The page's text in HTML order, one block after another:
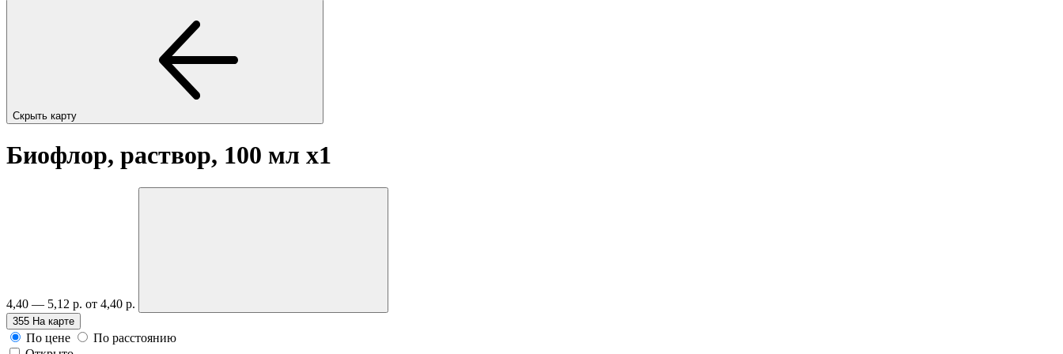
Скрыть карту
Биофлор, раствор, 100 мл x1
4,40 — 5,12 р. от 4,40 р.
355 На карте
По цене
По расстоянию